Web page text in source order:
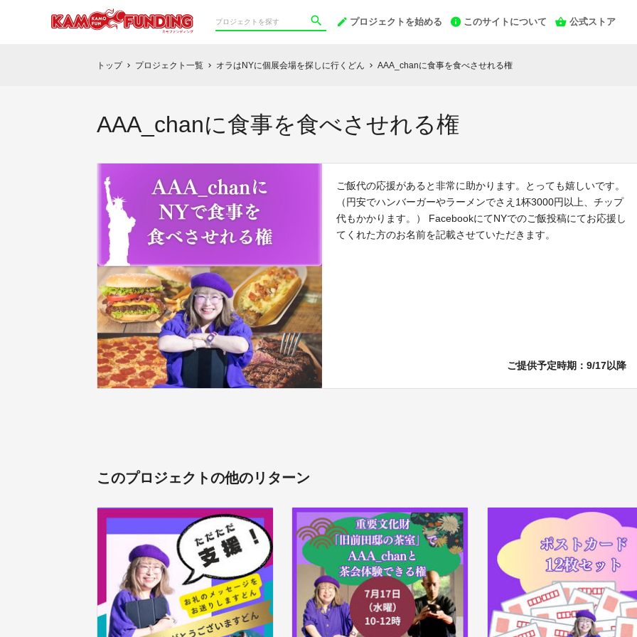
プロジェクトを始める このサイトについて 公式ストア
トップ chevron_right プロジェクト一覧 chevron_right オラはNYに個展会場を探しに行くどん chevron_right AAA_chanに食事を食べさせれる権
AAA_chanに食事を食べさせれる権
ご飯代の応援があると非常に助かります。とっても嬉しいです。
（円安でハンバーガーやラーメンでさえ1杯3000円以上、チップ
代もかかります。） FacebookにてNYでのご飯投稿にてお応援し
てくれた方のお名前を記載させていただきます。
ご提供予定時期：9/17以降
このプロジェクトの他のリターン